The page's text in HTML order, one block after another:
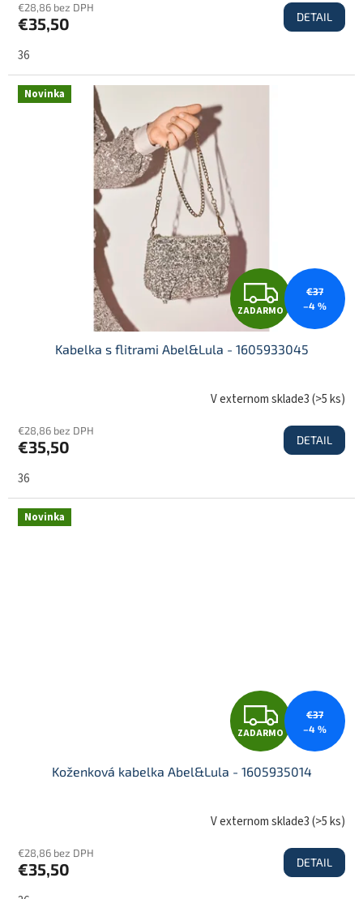
A
R
€28,86 bez DPH
€35,50 DETAIL
36
Novinka
Z
A
D
A
R
ZADARMO
€37
–4 %
Kabelka s flitrami Abel&Lula - 1605933045
V externom sklade3(>5 ks)
€28,86 bez DPH
€35,50 DETAIL
36
Novinka
Z
A
D
A
ZADARMO
€37
–4 %
Koženková kabelka Abel&Lula - 1605935014
V externom sklade3(>5 ks)
€28,86 bez DPH
€35,50 DETAIL